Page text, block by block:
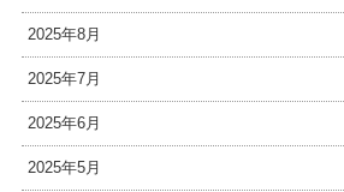
2025年8月
2025年7月
2025年6月
2025年5月